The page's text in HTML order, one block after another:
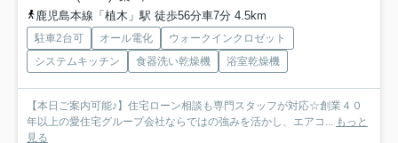
鹿児島本線「植木」駅 徒歩56分車7分 4.5km
駐車2台可 オール電化
ウォークインクロゼット
システムキッチン
食器洗い乾燥機 浴室乾燥機
【本日ご案内可能♪】住宅ローン相談も専門スタッフが対応☆創業４０
年以上の愛住宅グループ会社ならではの強みを活かし、エアコ...
もっと
見る